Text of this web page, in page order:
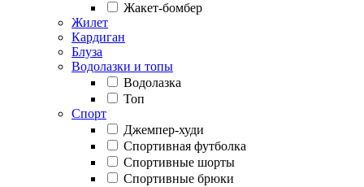
Жакет-бомбер
Жилет
Кардиган
Блуза
Водолазки и топы
Водолазка
Топ
Спорт
Джемпер-худи
Спортивная футболка
Спортивные шорты
Спортивные брюки